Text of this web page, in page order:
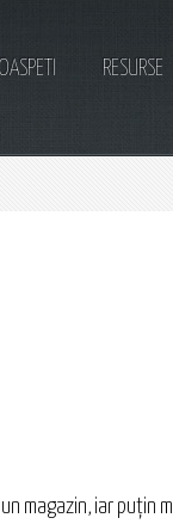
RESURSE
magazin, iar puțin